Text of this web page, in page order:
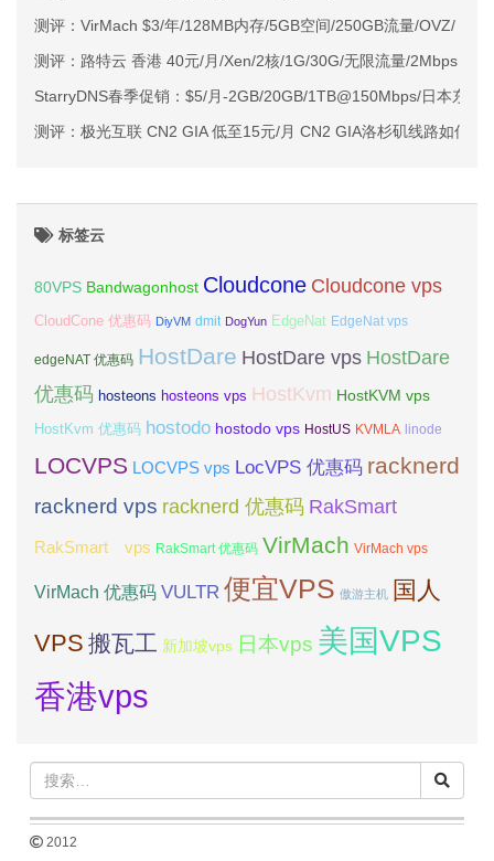
测评：VirMach $3/年/128MB内存/5GB空间/250GB流量/OVZ/ 西雅
测评：路特云 香港 40元/月/Xen/2核/1G/30G/无限流量/2Mbps 香
StarryDNS春季促销：$5/月-2GB/20GB/1TB@150Mbps/日本东京/
测评：极光互联 CN2 GIA 低至15元/月 CN2 GIA洛杉矶线路如何？
标签云
80VPS Bandwagonhost Cloudcone Cloudcone vps
CloudCone 优惠码 DiyVM dmit DogYun EdgeNat EdgeNat vps
edgeNAT 优惠码 HostDare HostDare vps HostDare
优惠码 hosteons hosteons vps HostKvm HostKVM vps
HostKvm 优惠码 hostodo hostodo vps HostUS KVMLA linode
LOCVPS LOCVPS vps LocVPS 优惠码 racknerd
racknerd vps racknerd 优惠码 RakSmart
RakSmart vps RakSmart 优惠码 VirMach VirMach vps
VirMach 优惠码 VULTR 便宜VPS 傲游主机 国人
VPS 搬瓦工 新加坡vps 日本vps 美国VPS
香港vps
2012